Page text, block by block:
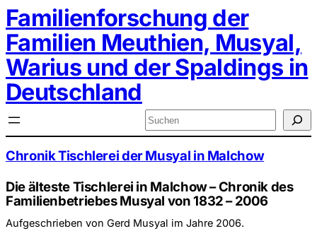
Zum
Inhalt
springen
Familienforschung der
Familien Meuthien, Musyal,
Warius und der Spaldings in
Deutschland
Suchen
Chronik Tischlerei der Musyal in Malchow
Die älteste Tischlerei in Malchow – Chronik des
Familienbetriebes Musyal von 1832 – 2006
Aufgeschrieben von Gerd Musyal im Jahre 2006.